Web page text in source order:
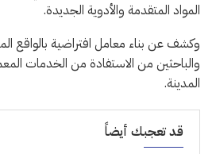
المواد المتقدمة والأدوية الجديدة.
وكشف عن بناء معامل افتراضية بالواقع
والباحثين من الاستفادة من الخدمات
المدينة.
قد تعجبك أيضاً